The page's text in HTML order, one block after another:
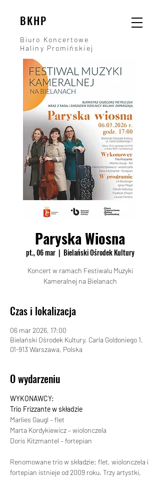
BKHP
Biuro Koncertowe
Haliny Promińskiej
Paryska Wiosna
pt., 06 mar
  |
Bielański Ośrodek Kultury
Koncert w ramach Festiwalu Muzyki
Kameralnej na Bielanach
Czas i lokalizacja
06 mar 2026, 17:00
Bielański Ośrodek Kultury, Carla Goldoniego 1,
01-913 Warszawa, Polska
O wydarzeniu
WYKONAWCY:
Trio Frizzante w składzie
Marlies Gaugl – flet
Marta Kordykiewicz – wiolonczela
Doris Kitzmantel – fortepian
Renomowane trio w składzie: flet, wiolonczela i
fortepian istnieje od 2009 roku. Trzy artystki,